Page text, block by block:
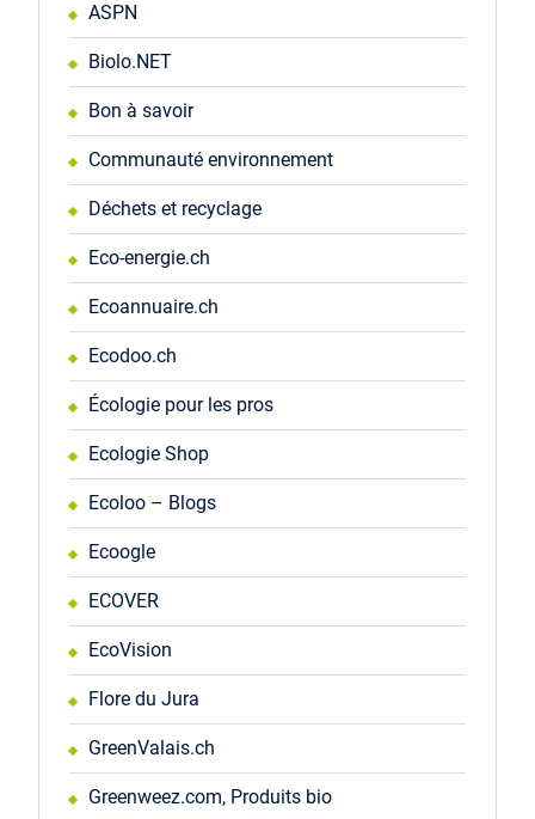
ASPN
Biolo.NET
Bon à savoir
Communauté environnement
Déchets et recyclage
Eco-energie.ch
Ecoannuaire.ch
Ecodoo.ch
Écologie pour les pros
Ecologie Shop
Ecoloo – Blogs
Ecoogle
ECOVER
EcoVision
Flore du Jura
GreenValais.ch
Greenweez.com, Produits bio